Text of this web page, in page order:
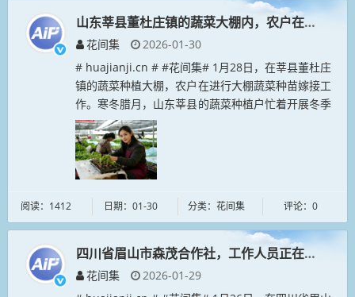
山东莘县董杜庄镇的蔬菜大棚内，农户在进行种
花间集
2026-01-30
# huajianji.cn # #花间集# 1月28日，在莘县董杜庄
镇的蔬菜种植大棚，农户在进行大棚蔬菜种苗嫁接工
作。寒冬腊月，山东莘县的蔬菜种植户忙着开展冬季
大棚蔬菜种苗嫁接工作。山东莘县是重要的蔬菜供应
地，蔬菜...
阅读：1412 日期：01-30 分类：花间集 评论：0
四川省眉山市森茂合作社，工作人员正在晾晒腌
花间集
2026-01-29